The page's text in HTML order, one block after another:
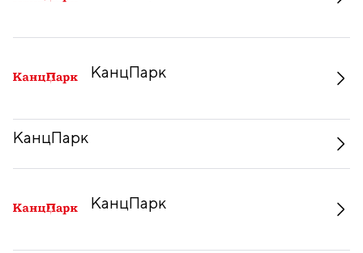
КанцПарк
КанцПарк
КанцПарк